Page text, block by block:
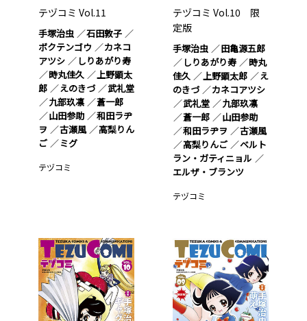
テヅコミ Vol.11
手塚治虫
石田敦子
ボクテンゴウ
カネコ
アツシ
しりあがり寿
時丸佳久
上野顕太
郎
えのきづ
武礼堂
九部玖凛
蒼一郎
山田参助
和田ラヂ
ヲ
古瀬風
高梨りん
ご
ミグ
テヅコミ
テヅコミ Vol.10 限
定版
手塚治虫
田亀源五郎
しりあがり寿
時丸
佳久
上野顕太郎
え
のきづ
カネコアツシ
武礼堂
九部玖凛
蒼一郎
山田参助
和田ラヂヲ
古瀬風
高梨りんご
ベルト
ラン・ガティニョル
エルザ・ブランツ
テヅコミ